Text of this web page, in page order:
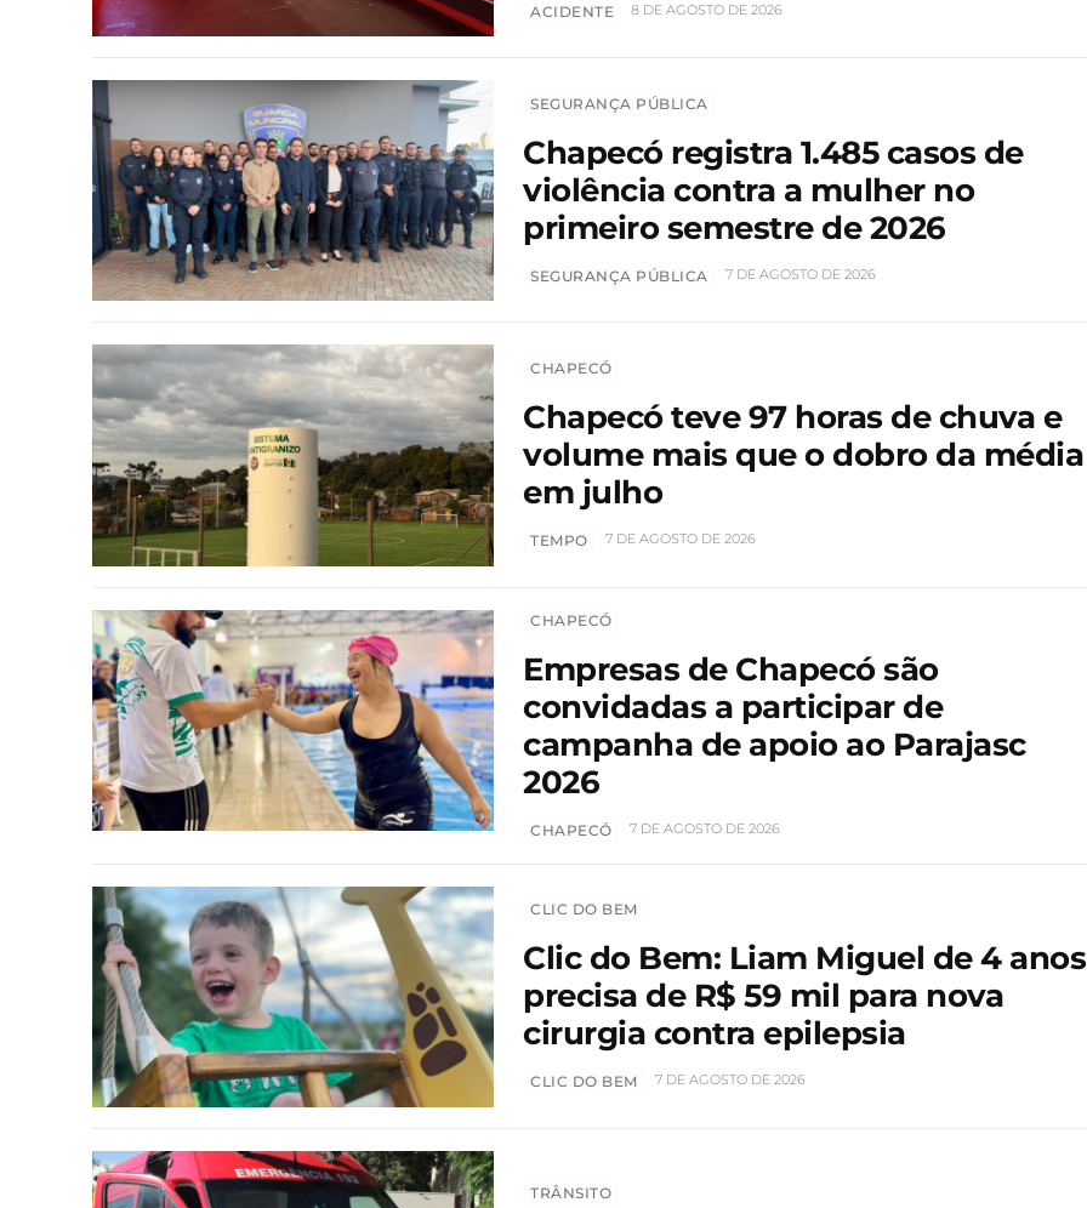
ACIDENTE 8 DE AGOSTO DE 2026
SEGURANÇA PÚBLICA
Chapecó registra 1.485 casos de
violência contra a mulher no
primeiro semestre de 2026
SEGURANÇA PÚBLICA 7 DE AGOSTO DE 2026
CHAPECÓ
Chapecó teve 97 horas de chuva e
volume mais que o dobro da média
em julho
TEMPO 7 DE AGOSTO DE 2026
CHAPECÓ
Empresas de Chapecó são
convidadas a participar de
campanha de apoio ao Parajasc
2026
CHAPECÓ 7 DE AGOSTO DE 2026
CLIC DO BEM
Clic do Bem: Liam Miguel de 4 anos
precisa de R$ 59 mil para nova
cirurgia contra epilepsia
CLIC DO BEM 7 DE AGOSTO DE 2026
TRÂNSITO